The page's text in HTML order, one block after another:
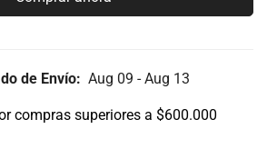
de Envío: Aug 09 - Aug 13
compras superiores a $600.000